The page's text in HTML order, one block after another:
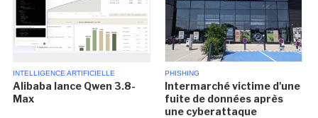
INTELLIGENCE ARTIFICIELLE
Alibaba lance Qwen 3.8-
Max
PHISHING
Intermarché victime d'une
fuite de données après
une cyberattaque